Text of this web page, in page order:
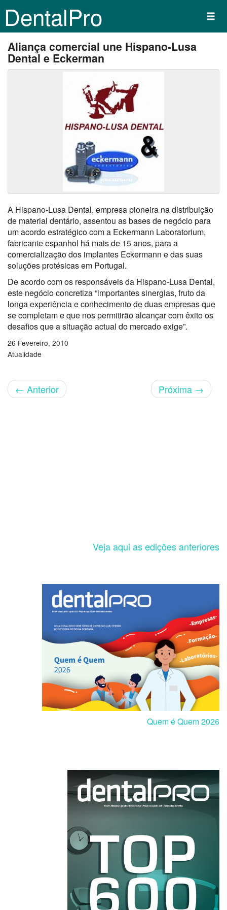
DentalPro
Aliança comercial une Hispano-Lusa
Dental e Eckerman
A Hispano-Lusa Dental, empresa pioneira na distribuição
de material dentário, assentou as bases de negócio para
um acordo estratégico com a Eckermann Laboratorium,
fabricante espanhol há mais de 15 anos, para a
comercialização dos implantes Eckermann e das suas
soluções protésicas em Portugal.
De acordo com os responsáveis da Hispano-Lusa Dental,
este negócio concretiza “importantes sinergias, fruto da
longa experiência e conhecimento de duas empresas que
se completam e que nos permitirão alcançar com êxito os
desafios que a situação actual do mercado exige”.
26 Fevereiro, 2010
Atualidade
← Anterior Próxima →
Veja aqui as edições anteriores
Quem é Quem 2026